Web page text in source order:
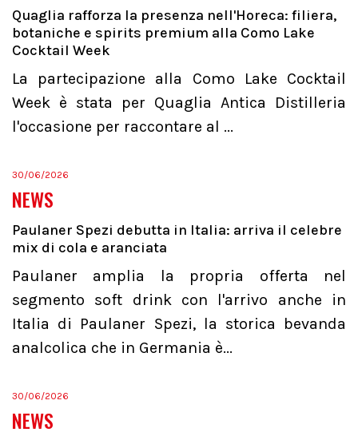
Quaglia rafforza la presenza nell'Horeca: filiera,
botaniche e spirits premium alla Como Lake
Cocktail Week
La partecipazione alla Como Lake Cocktail
Week è stata per Quaglia Antica Distilleria
l'occasione per raccontare al ...
30/06/2026
NEWS
Paulaner Spezi debutta in Italia: arriva il celebre
mix di cola e aranciata
Paulaner amplia la propria offerta nel
segmento soft drink con l'arrivo anche in
Italia di Paulaner Spezi, la storica bevanda
analcolica che in Germania è...
30/06/2026
NEWS